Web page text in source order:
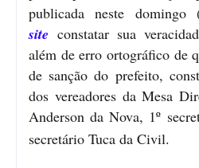
publicada neste
site constatar sua
além de erro ortográfico de
de sanção do prefeito,
dos vereadores da Mesa
Anderson da Nova, 1º
secretário Tuca da Civil.